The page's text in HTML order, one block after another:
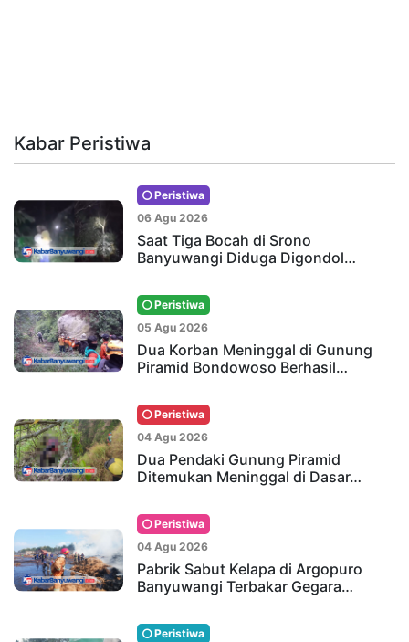
Kabar Peristiwa
Peristiwa
06 Agu 2026
Saat Tiga Bocah di Srono
Banyuwangi Diduga Digondol…
Peristiwa
05 Agu 2026
Dua Korban Meninggal di Gunung
Piramid Bondowoso Berhasil…
Peristiwa
04 Agu 2026
Dua Pendaki Gunung Piramid
Ditemukan Meninggal di Dasar…
Peristiwa
04 Agu 2026
Pabrik Sabut Kelapa di Argopuro
Banyuwangi Terbakar Gegara…
Peristiwa